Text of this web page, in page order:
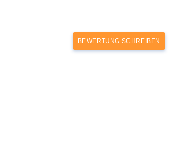
BEWERTUNG SCHREIBEN